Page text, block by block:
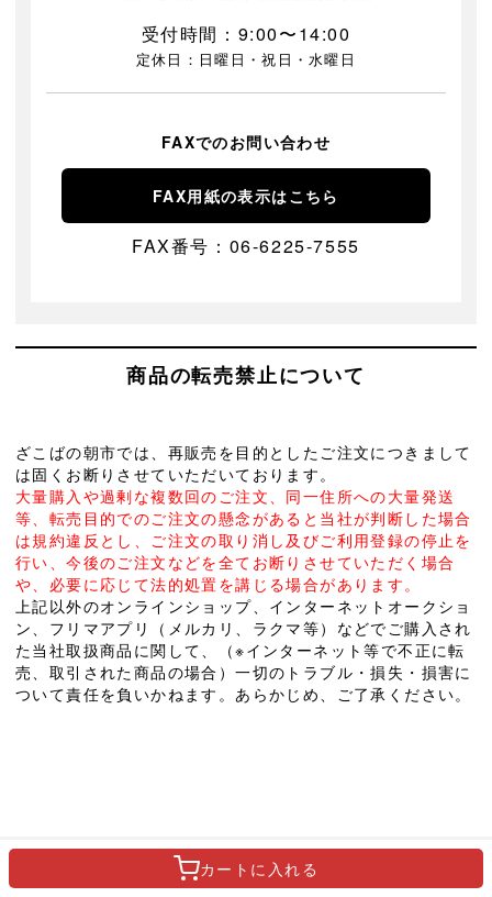
カートに 入れる
受付時間：9:00〜14:00
定休日：日曜日・祝日・水曜日
FAXでのお問い合わせ
FAX用紙の表示はこちら
FAX番号：06-6225-7555
商品の転売禁止について
ざこばの朝市では、再販売を目的としたご注文につきまして
は固くお断りさせていただいております。
大量購入や過剰な複数回のご注文、同一住所への大量発送
等、転売目的でのご注文の懸念があると当社が判断した場合
は規約違反とし、ご注文の取り消し及びご利用登録の停止を
行い、今後のご注文などを全てお断りさせていただく場合
や、必要に応じて法的処置を講じる場合があります。
上記以外のオンラインショップ、インターネットオークショ
ン、フリマアプリ（メルカリ、ラクマ等）などでご購入され
た当社取扱商品に関して、（※インターネット等で不正に転
売、取引された商品の場合）一切のトラブル・損失・損害に
ついて責任を負いかねます。あらかじめ、ご了承ください。
ご利用ガイド ポイントガイド